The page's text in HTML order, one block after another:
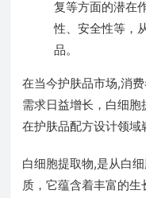
复等方面的潜在
性、安全性等，
品。
在当今护肤品市场,消
需求日益增长，白细
在护肤品配方设计领域
白细胞提取物,是从白
质，它蕴含着丰富的生